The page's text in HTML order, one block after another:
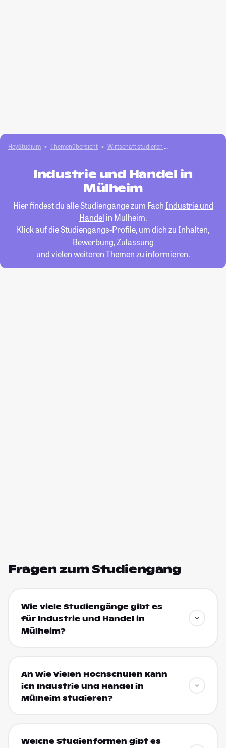
HeyStudium Themenübersicht Wirtschaft studieren
Industrie und Handel in
Mülheim
Hier findest du alle Studiengänge zum Fach Industrie und
Handel in Mülheim.
Klick auf die Studiengangs-Profile, um dich zu Inhalten,
Bewerbung, Zulassung
und vielen weiteren Themen zu informieren.
Fragen zum Studiengang
Wie viele Studiengänge gibt es
für Industrie und Handel in
Mülheim?
An wie vielen Hochschulen kann
ich Industrie und Handel in
Mülheim studieren?
Welche Studienformen gibt es